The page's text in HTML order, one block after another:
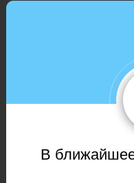
В
класс
истираемости